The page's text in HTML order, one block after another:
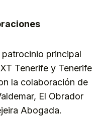
principal
Tenerife y Tenerife
la colaboración de
El Obrador
Abogada.